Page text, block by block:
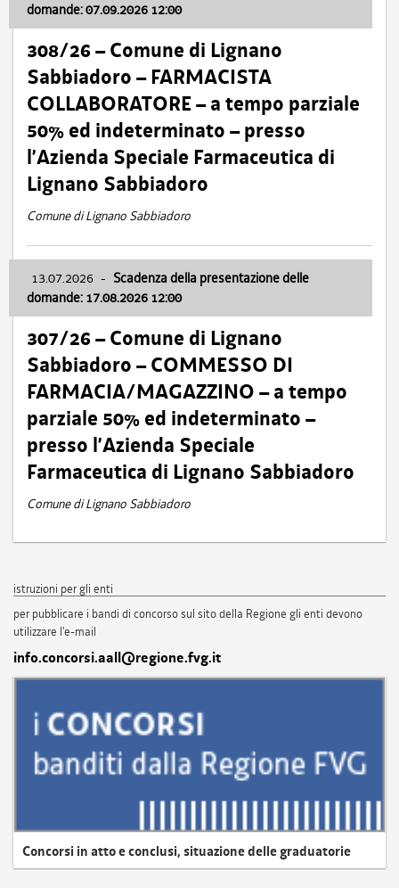
domande: 07.09.2026 12:00
308/26 – Comune di Lignano
Sabbiadoro – FARMACISTA
COLLABORATORE – a tempo parziale
50% ed indeterminato – presso
l’Azienda Speciale Farmaceutica di
Lignano Sabbiadoro
Comune di Lignano Sabbiadoro
13.07.2026 - Scadenza della presentazione delle
domande: 17.08.2026 12:00
307/26 – Comune di Lignano
Sabbiadoro – COMMESSO DI
FARMACIA/MAGAZZINO – a tempo
parziale 50% ed indeterminato –
presso l’Azienda Speciale
Farmaceutica di Lignano Sabbiadoro
Comune di Lignano Sabbiadoro
istruzioni per gli enti
per pubblicare i bandi di concorso sul sito della Regione gli enti devono
utilizzare l'e-mail
info.concorsi.aall@regione.fvg.it
Concorsi in atto e conclusi, situazione delle graduatorie